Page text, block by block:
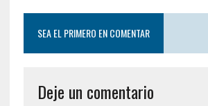
SEA EL PRIMERO EN COMENTAR
Deje un comentario